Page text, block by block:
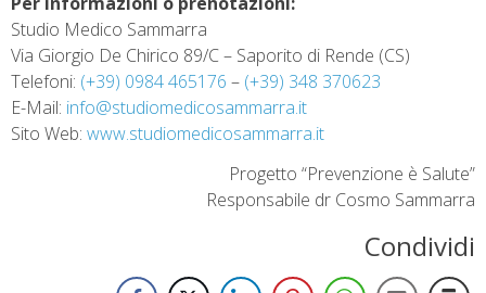
Studio Medico Sammarra
Via Giorgio De Chirico 89/C – Saporito di Rende (CS)
Telefoni: (+39) 0984 465176 – (+39) 348 370623
E-Mail: info@studiomedicosammarra.it
Sito Web: www.studiomedicosammarra.it
Progetto “Prevenzione è Salute”
Responsabile dr Cosmo Sammarra
Condividi